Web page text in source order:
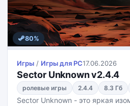
80%
Игры / Игры для PС17.06.2026
Sector Unknown v2.4.4
ролевые игры 2.4.4 8.3 Гб
Sector Unknown - это яркая